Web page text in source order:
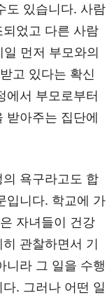
도 있습니다. 사람
었고 다른 사람
먼저 부모와의
고 있다는 확신
에서 부모로부터
받아주는 집단에
욕구라고도 합
입니다. 학교에 가
자녀들이 건강
관찰하면서 기
니라 그 일을 수행
. 그러나 어떤 일